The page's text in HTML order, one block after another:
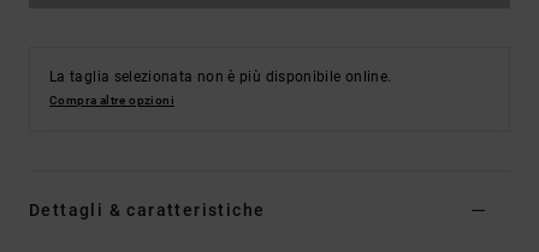
La taglia selezionata non è più disponibile online.
Compra altre opzioni
Dettagli & caratteristiche